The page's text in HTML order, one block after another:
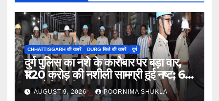
CHHATTISGARH की खबरें DURG जिले की खबरें दुर्ग
दुर्ग पुलिस का नशे के कारोबार पर बड़ा वार,
₹1.20 करोड़ की नशीली सामग्री हुई नष्ट; 66
मामलों में जब्ती…
AUGUST 9, 2026 POORNIMA SHUKLA